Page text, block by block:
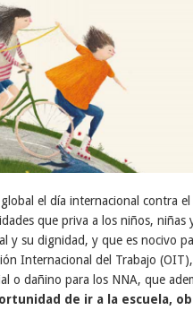
el día internacional contra
que priva a los niños, niñas
y su dignidad, y que es nocivo
Internacional del Trabajo
o dañino para los NNA, que
de ir a la escuela,